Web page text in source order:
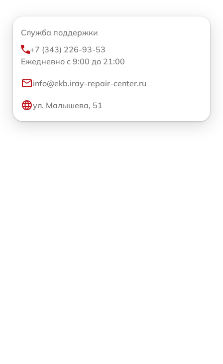
Служба поддержки
+7 (343) 226-93-53
Ежедневно с 9:00 до 21:00
info@ekb.iray-repair-center.ru
ул. Малышева, 51